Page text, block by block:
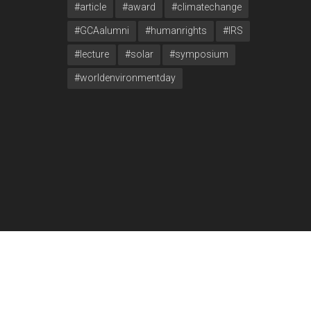
#article #award #climatechange
#GCAalumni #humanrights #IRS
#lecture #solar #symposium
#worldenvironmentday